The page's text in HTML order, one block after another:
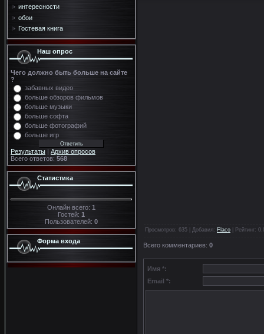
интересности
обои
Гостевая книга
Наш опрос
Чего должно быть больше на сайте
?
забавных видео
больше обзоров фильмов
больше музыки
больше софта
больше фотографий
больше игр
Результаты | Архив опросов
Всего ответов: 568
Статистика
Онлайн всего: 1
Гостей: 1
Пользователей: 0
Форма входа
Просмотров : 635 | Добавил: Flaco Рейтинг:
Всего комментариев: 0
Имя *:
Email *: